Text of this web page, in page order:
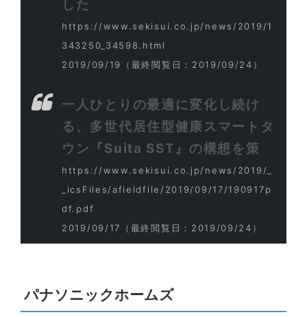
した
https://www.sekisui.co.jp/news/2019/1
343250_34598.html
2019/09/19
（最終閲覧日：2019/09/24）
一人ひとりの最適に変化し続け
る、多世代居住型健康スマートタ
ウン『Suita SST』の構想を策
https://www.sekisui.co.jp/news/2019/_
_icsFiles/afieldfile/2019/09/17/190917p
df.pdf
2019/09/17
（最終閲覧日：2019/09/24）
パナソニックホームズ